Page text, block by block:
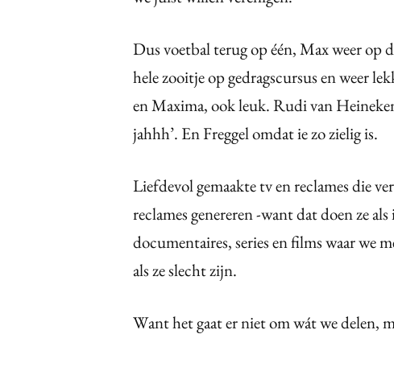
Dus voetbal terug op één, Max weer op
hele zooitje op gedragscursus en weer
en Maxima, ook leuk. Rudi van
jahhh’. En Freggel omdat ie zo zielig is.
Liefdevol gemaakte tv en reclames die
reclames genereren -want dat doen ze
documentaires, series en films waar we
als ze slecht zijn.
Want het gaat er niet om wát we delen,